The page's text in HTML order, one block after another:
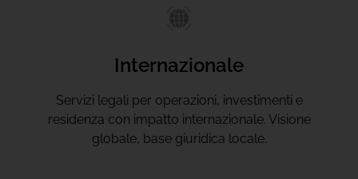
Internazionale
Servizi legali per operazioni, investimenti e
residenza con impatto internazionale. Visione
globale, base giuridica locale.